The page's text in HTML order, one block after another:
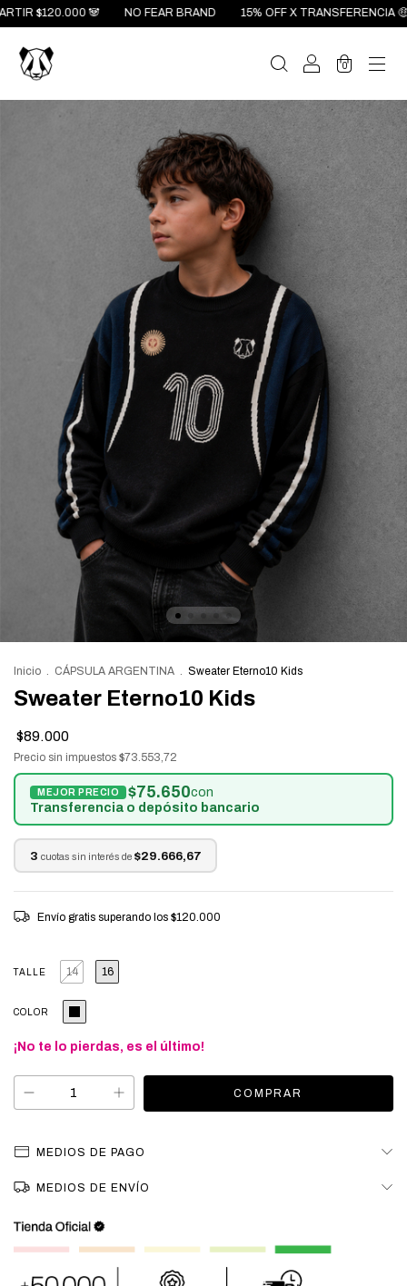
$120.000 🐼 NO FEAR BRAND 15% OFF X TRANSFERENCIA 🤑 3
0
Inicio . CÁPSULA ARGENTINA . Sweater Eterno10 Kids
Sweater Eterno10 Kids
$89.000
3 cuotas sin interés de $29.666,67
Precio sin impuestos $73.553,72
$75.650con
Transferencia o depósito bancario
Envío gratis superando los $120.000
TALLE 14 16
COLOR
¡No te lo pierdas, es el último!
MEDIOS DE PAGO
MEDIOS DE ENVÍO